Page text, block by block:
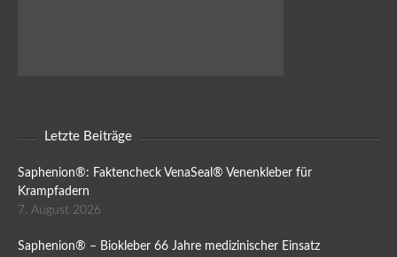
Letzte Beiträge
Saphenion®: Faktencheck VenaSeal® Venenkleber für
Krampfadern
7. August 2026
Saphenion® – Biokleber 66 Jahre medizinischer Einsatz